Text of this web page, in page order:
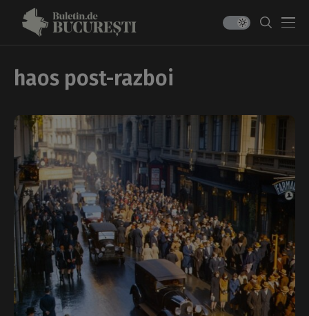
haos post-razboi